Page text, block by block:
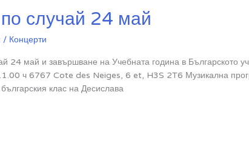
случай 24 май
/ Концерти
24 май и завършване на Учебната година в
ч 6767 Cote des Neiges, 6 et, H3S 2T6 Музикална
клас на Десислава